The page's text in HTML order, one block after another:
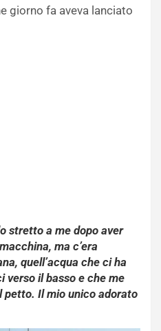
giorno fa aveva lanciato
stretto a me dopo aver
ma c’era
quell’acqua che ci ha
il basso e che me
petto. Il mio unico adorato